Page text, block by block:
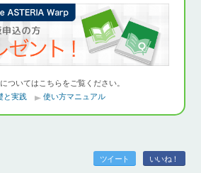
ついてはこちらをご覧ください。
と実践
使い方マニュアル
ツイート いいね！